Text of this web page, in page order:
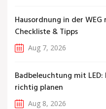
Hausordnung in der
Checkliste & Tipps
Aug 7, 2026
Badbeleuchtung mit
richtig planen
Aug 8, 2026